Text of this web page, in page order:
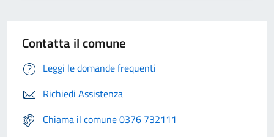
Contatta il comune
Leggi le domande frequenti
Richiedi Assistenza
Chiama il comune 0376 732111